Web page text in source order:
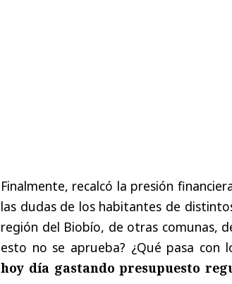
Finalmente, recalcó la presión
las dudas de los habitantes de
región del Biobío, de otras comunas,
esto no se aprueba? ¿Qué pasa con
hoy día gastando presupuesto